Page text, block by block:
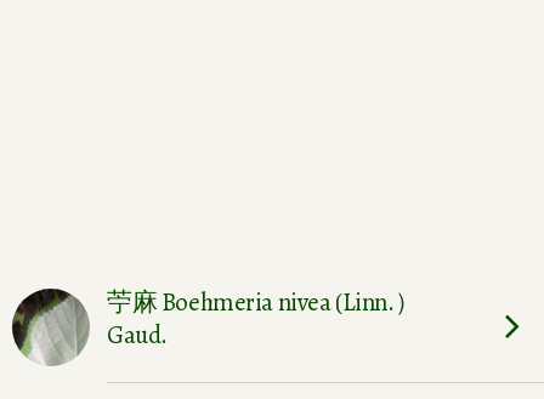
苧麻 Boehmeria nivea (Linn.）
Gaud.